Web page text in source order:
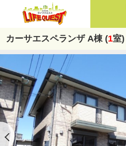
カーサエスペランザ A棟 (1室)